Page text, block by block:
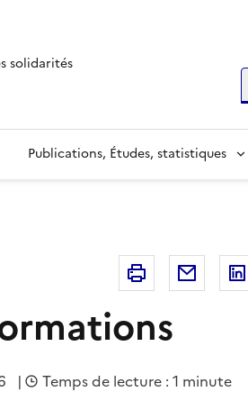
solidarités
Publications, Études, statistiques
Imprimer Courriel
| Temps de lecture : 1 minute